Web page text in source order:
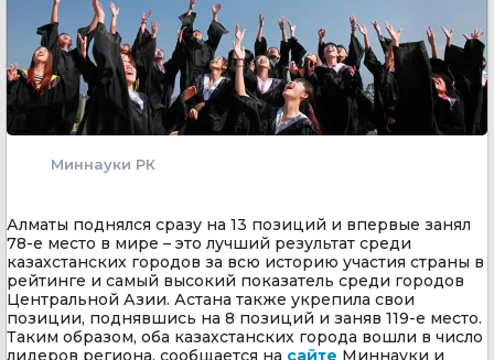
Миннауки РК
Алматы поднялся сразу на 13 позиций и впервые занял
78-е место в мире – это лучший результат среди
казахстанских городов за всю историю участия страны в
рейтинге и самый высокий показатель среди городов
Центральной Азии. Астана также укрепила свои
позиции, поднявшись на 8 позиций и заняв 119-е место.
Таким образом, оба казахстанских города вошли в число
лидеров региона, сообщается на сайте Миннауки и